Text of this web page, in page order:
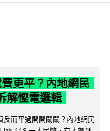
更平？內地網民
解慳電邏輯
而平過開開關關？內地網民